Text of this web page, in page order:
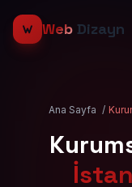
Web Dizayn
Ana Sayfa /